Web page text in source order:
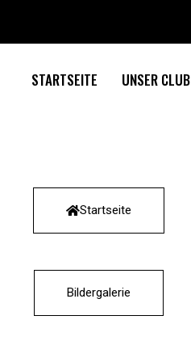
STARTSEITE UNSER CLUB
Startseite
Bildergalerie